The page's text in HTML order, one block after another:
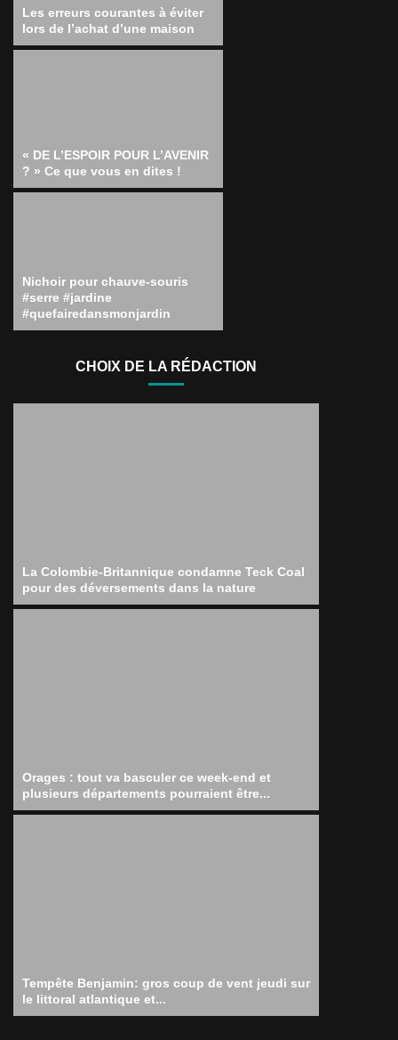
Les erreurs courantes à éviter
lors de l’achat d’une maison
« DE L’ESPOIR POUR L’AVENIR
? » Ce que vous en dites !
Nichoir pour chauve-souris
#serre #jardine
#quefairedansmonjardin
CHOIX DE LA RÉDACTION
La Colombie-Britannique condamne Teck Coal
pour des déversements dans la nature
Orages : tout va basculer ce week-end et
plusieurs départements pourraient être...
Tempête Benjamin: gros coup de vent jeudi sur
le littoral atlantique et...